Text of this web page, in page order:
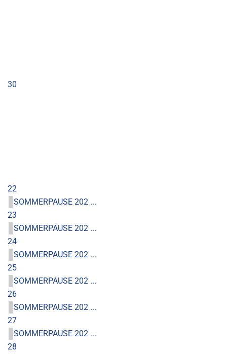
30
22
SOMMERPAUSE 202 ...
23
SOMMERPAUSE 202 ...
24
SOMMERPAUSE 202 ...
25
SOMMERPAUSE 202 ...
26
SOMMERPAUSE 202 ...
27
SOMMERPAUSE 202 ...
28